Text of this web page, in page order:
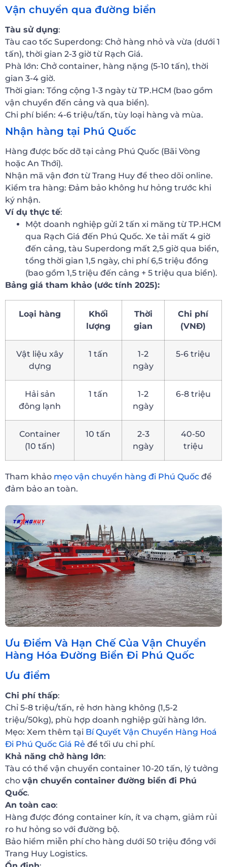
Vận chuyển qua đường biển
Tàu sử dụng:
Tàu cao tốc Superdong: Chở hàng nhỏ và vừa (dưới 1
tấn), thời gian 2-3 giờ từ Rạch Giá.
Phà lớn: Chở container, hàng nặng (5-10 tấn), thời
gian 3-4 giờ.
Thời gian: Tổng cộng 1-3 ngày từ TP.HCM (bao gồm
vận chuyển đến cảng và qua biển).
Chi phí biển: 4-6 triệu/tấn, tùy loại hàng và mùa.
Nhận hàng tại Phú Quốc
Hàng được bốc dỡ tại cảng Phú Quốc (Bãi Vòng
hoặc An Thới).
Nhận mã vận đơn từ Trang Huy để theo dõi online.
Kiểm tra hàng: Đảm bảo không hư hỏng trước khi
ký nhận.
Ví dụ thực tế:
Một doanh nghiệp gửi 2 tấn xi măng từ TP.HCM
qua Rạch Giá đến Phú Quốc. Xe tải mất 4 giờ
đến cảng, tàu Superdong mất 2,5 giờ qua biển,
tổng thời gian 1,5 ngày, chi phí 6,5 triệu đồng
(bao gồm 1,5 triệu đến cảng + 5 triệu qua biển).
Bảng giá tham khảo (ước tính 2025):
Loại hàng
Khối
lượng
Thời
gian
Chi phí
(VNĐ)
Vật liệu xây
dựng
1 tấn
1-2
ngày
5-6 triệu
Hải sản
đông lạnh
1 tấn
1-2
ngày
6-8 triệu
Container
(10 tấn)
10 tấn
2-3
ngày
40-50
triệu
Tham khảo mẹo vận chuyển hàng đi Phú Quốc để
đảm bảo an toàn.
Ưu Điểm Và Hạn Chế Của Vận Chuyển
Hàng Hóa Đường Biển Đi Phú Quốc
Ưu điểm
Chi phí thấp:
Chỉ 5-8 triệu/tấn, rẻ hơn hàng không (1,5-2
triệu/50kg), phù hợp doanh nghiệp gửi hàng lớn.
Mẹo: Xem thêm tại Bí Quyết Vận Chuyển Hàng Hoá
Đi Phú Quốc Giá Rẻ để tối ưu chi phí.
Khả năng chở hàng lớn:
Tàu có thể vận chuyển container 10-20 tấn, lý tưởng
cho vận chuyển container đường biển đi Phú
Quốc.
An toàn cao:
Hàng được đóng container kín, ít va chạm, giảm rủi
ro hư hỏng so với đường bộ.
Bảo hiểm miễn phí cho hàng dưới 50 triệu đồng với
Trang Huy Logistics.